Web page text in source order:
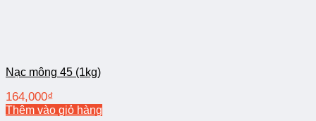
Nạc mông 45 (1kg)
164,000₫
Thêm vào giỏ hàng